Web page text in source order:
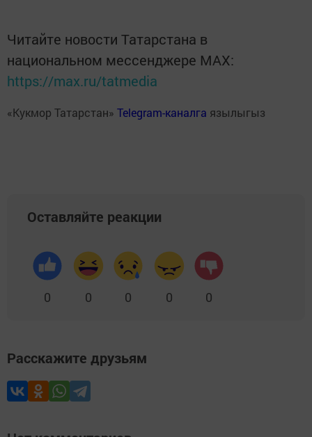
Читайте новости Татарстана в
национальном мессенджере MАХ:
https://max.ru/tatmedia
«Кукмор Татарстан» Telegram-каналга язылыгыз
Оставляйте реакции
0 0 0 0 0
Расскажите друзьям